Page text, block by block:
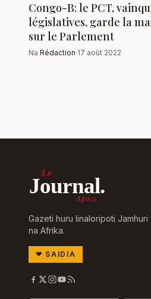
Congo-B: le PCT,
législatives, garde la
sur le Parlement
Na Rédaction·17 août 2022
Le
Journal.
Africa
Gazeti huru linaloripoti
na Afrika.
❤ SAIDIA